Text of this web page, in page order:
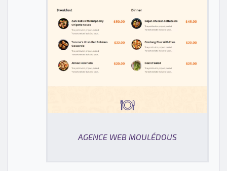
AGENCE WEB MOULÉDOUS